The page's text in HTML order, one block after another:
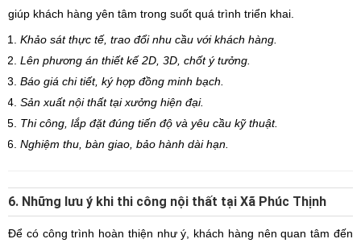
giúp khách hàng yên tâm trong suốt quá trình triển khai.
Khảo sát thực tế, trao đổi nhu cầu với khách hàng.
Lên phương án thiết kế 2D, 3D, chốt ý tưởng.
Báo giá chi tiết, ký hợp đồng minh bạch.
Sản xuất nội thất tại xưởng hiện đại.
Thi công, lắp đặt đúng tiến độ và yêu cầu kỹ thuật.
Nghiệm thu, bàn giao, bảo hành dài hạn.
6. Những lưu ý khi thi công nội thất tại Xã Phúc Thịnh
Để có công trình hoàn thiện như ý, khách hàng nên quan tâm đến